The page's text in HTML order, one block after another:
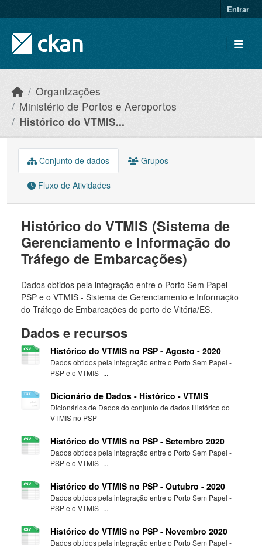
Entrar
Organizações
Ministério de Portos e Aeroportos
Histórico do VTMIS...
Conjunto de dados Grupos
Fluxo de Atividades
Histórico do VTMIS (Sistema de
Gerenciamento e Informação do
Tráfego de Embarcações)
Dados obtidos pela integração entre o Porto Sem Papel -
PSP e o VTMIS - Sistema de Gerenciamento e Informação
do Tráfego de Embarcações do porto de Vitória/ES.
Dados e recursos
Histórico do VTMIS no PSP - Agosto - 2020
Dados obtidos pela integração entre o Porto Sem Papel -
PSP e o VTMIS -...
Dicionário de Dados - Histórico - VTMIS
Dicionários de Dados do conjunto de dados Histórico do
VTMIS no PSP
Histórico do VTMIS no PSP - Setembro 2020
Dados obtidos pela integração entre o Porto Sem Papel -
PSP e o VTMIS -...
Histórico do VTMIS no PSP - Outubro - 2020
Dados obtidos pela integração entre o Porto Sem Papel -
PSP e o VTMIS -...
Histórico do VTMIS no PSP - Novembro 2020
Dados obtidos pela integração entre o Porto Sem Papel -